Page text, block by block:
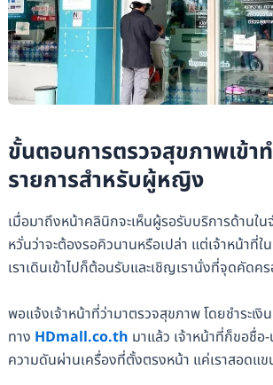
ขั้นตอนการตรวจสุขภาพเข้า
รายการสำหรับผู้หญิง
เมื่อมาถึงหน้าคลินิกจะเห็นผู้รอรับบริการด้านใ
หวั่นว่าจะต้องรอคิวนานหรือเปล่า แต่เจ้าหน้าที่
เราเดินเข้าไปก็ต้อนรับและเชิญเรานั่งที่จุดคัดค
พอแจ้งเจ้าหน้าที่ว่ามาตรวจสุขภาพ โดยชำระเงิ
ทาง HDmall.co.th มาแล้ว เจ้าหน้าที่ก็ขอชื่อ-
ความดันผ่านเครื่องที่ตั้งตรงหน้า แค่เราสอดแ